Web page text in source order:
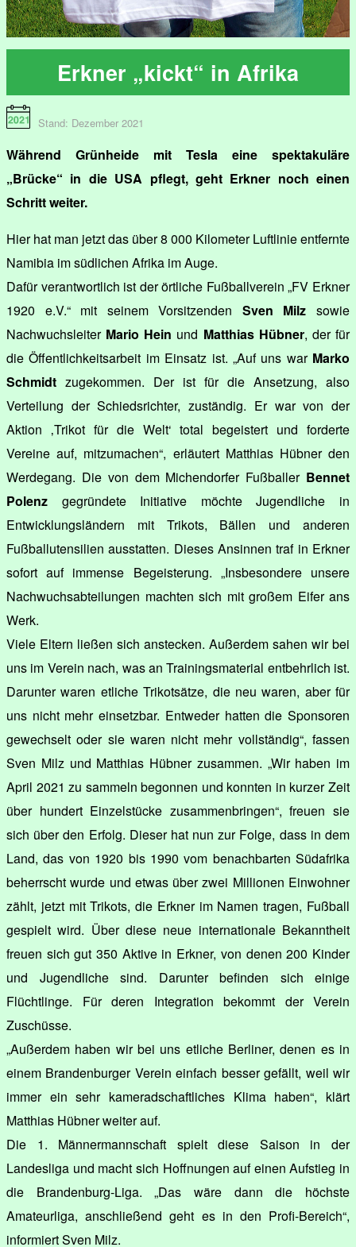
Erkner „kickt“ in Afrika
Stand: Dezember 2021
Während Grünheide mit Tesla eine spektakuläre
„Brücke“ in die USA pflegt, geht Erkner noch einen
Schritt weiter.
Hier hat man jetzt das über 8 000 Kilometer Luftlinie entfernte
Namibia im südlichen Afrika im Auge.
Dafür verantwortlich ist der örtliche Fußballverein „FV Erkner
1920 e.V.“ mit seinem Vorsitzenden Sven Milz sowie
Nachwuchsleiter Mario Hein und Matthias Hübner, der für
die Öffentlichkeitsarbeit im Einsatz ist. „Auf uns war Marko
Schmidt zugekommen. Der ist für die Ansetzung, also
Verteilung der Schiedsrichter, zuständig. Er war von der
Aktion ‚Trikot für die Welt‘ total begeistert und forderte
Vereine auf, mitzumachen“, erläutert Matthias Hübner den
Werdegang. Die von dem Michendorfer Fußballer Bennet
Polenz gegründete Initiative möchte Jugendliche in
Entwicklungsländern mit Trikots, Bällen und anderen
Fußballutensilien ausstatten. Dieses Ansinnen traf in Erkner
sofort auf immense Begeisterung. „Insbesondere unsere
Nachwuchsabteilungen machten sich mit großem Eifer ans
Werk.
Viele Eltern ließen sich anstecken. Außerdem sahen wir bei
uns im Verein nach, was an Trainingsmaterial entbehrlich ist.
Darunter waren etliche Trikotsätze, die neu waren, aber für
uns nicht mehr einsetzbar. Entweder hatten die Sponsoren
gewechselt oder sie waren nicht mehr vollständig“, fassen
Sven Milz und Matthias Hübner zusammen. „Wir haben im
April 2021 zu sammeln begonnen und konnten in kurzer Zeit
über hundert Einzelstücke zusammenbringen“, freuen sie
sich über den Erfolg. Dieser hat nun zur Folge, dass in dem
Land, das von 1920 bis 1990 vom benachbarten Südafrika
beherrscht wurde und etwas über zwei Millionen Einwohner
zählt, jetzt mit Trikots, die Erkner im Namen tragen, Fußball
gespielt wird. Über diese neue internationale Bekanntheit
freuen sich gut 350 Aktive in Erkner, von denen 200 Kinder
und Jugendliche sind. Darunter befinden sich einige
Flüchtlinge. Für deren Integration bekommt der Verein
Zuschüsse.
„Außerdem haben wir bei uns etliche Berliner, denen es in
einem Brandenburger Verein einfach besser gefällt, weil wir
immer ein sehr kameradschaftliches Klima haben“, klärt
Matthias Hübner weiter auf.
Die 1. Männermannschaft spielt diese Saison in der
Landesliga und macht sich Hoffnungen auf einen Aufstieg in
die Brandenburg-Liga. „Das wäre dann die höchste
Amateurliga, anschließend geht es in den Profi-Bereich“,
informiert Sven Milz.